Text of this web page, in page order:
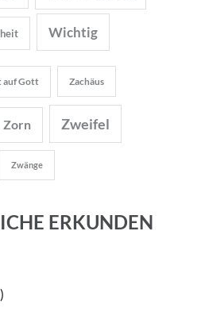
Wichtig
auf Gott Zachäus
Zorn Zweifel
Zwänge
ERKUNDEN